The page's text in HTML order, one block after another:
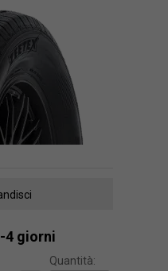
4 giorni
Quantità: